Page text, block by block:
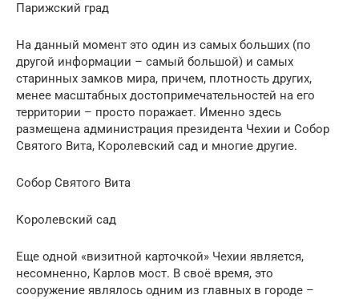
Парижский град
На данный момент это один из самых больших (по
другой информации – самый большой) и самых
старинных замков мира, причем, плотность других,
менее масштабных достопримечательностей на его
территории – просто поражает. Именно здесь
размещена администрация президента Чехии и Собор
Святого Вита, Королевский сад и многие другие.
Собор Святого Вита
Королевский сад
Еще одной «визитной карточкой» Чехии является,
несомненно, Карлов мост. В своё время, это
сооружение являлось одним из главных в городе –